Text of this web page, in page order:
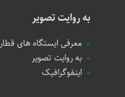
به روایت تصویر
معرفی ایستگاه های قطار
به روایت تصویر
اینفوگرافیک